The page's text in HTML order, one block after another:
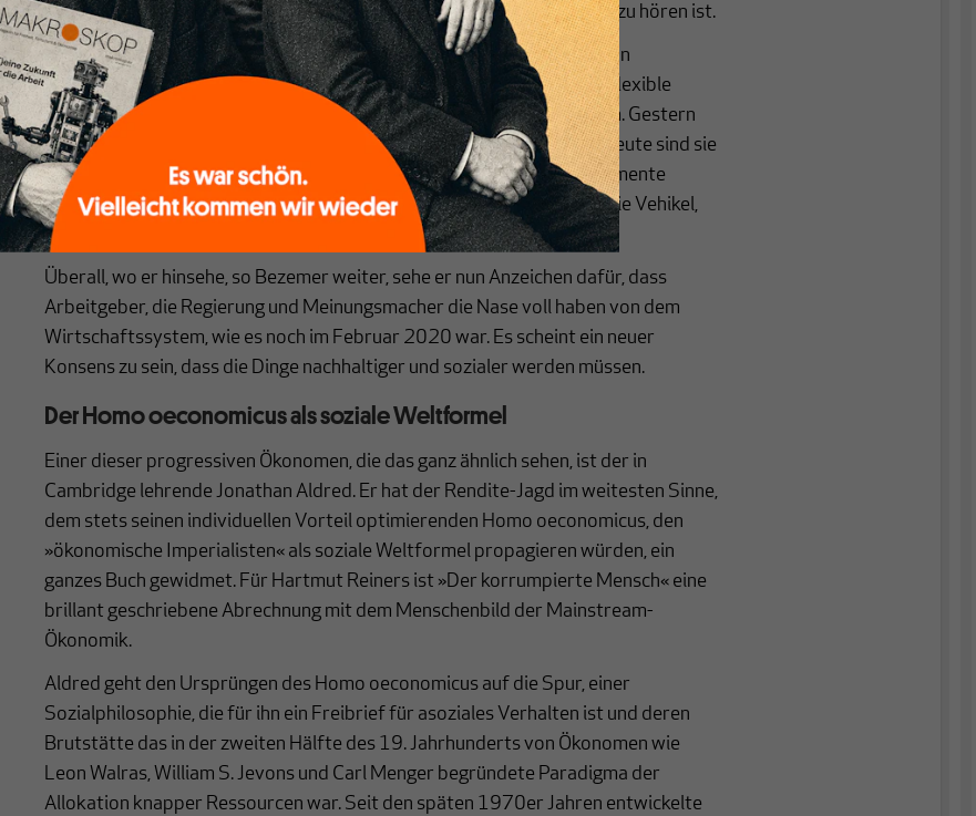
glaubt Bezemer, weil er zu dem neuen Narrativ passt, das jetzt überall zu hören ist.
Denn was progressive Ökonomen seit Jahrzehnten predigen, werde nun
zusehends zu einem Gemeinplatz. Gestern waren niedrige Löhne und flexible
Verträge gut für die Wettbewerbsfähigkeit, heute sind sie ein Problem. Gestern
waren hohe Dividenden eine angemessene Belohnung für Aktionäre, heute sind sie
eine Belastung für die Wirtschaft. Gestern waren Patente auf Medikamente
notwendig, um Forschung und Entwicklung zu finanzieren, heute sind sie Vehikel,
um durch Marktmanipulation unlautere Superprofite zu machen.
Überall, wo er hinsehe, so Bezemer weiter, sehe er nun Anzeichen dafür, dass
Arbeitgeber, die Regierung und Meinungsmacher die Nase voll haben von dem
Wirtschaftssystem, wie es noch im Februar 2020 war. Es scheint ein neuer
Konsens zu sein, dass die Dinge nachhaltiger und sozialer werden müssen.
Der Homo oeconomicus als soziale Weltformel
Einer dieser progressiven Ökonomen, die das ganz ähnlich sehen, ist der in
Cambridge lehrende Jonathan Aldred. Er hat der Rendite-Jagd im weitesten Sinne,
dem stets seinen individuellen Vorteil optimierenden Homo oeconomicus, den
»ökonomische Imperialisten« als soziale Weltformel propagieren würden, ein
ganzes Buch gewidmet. Für Hartmut Reiners ist »Der korrumpierte Mensch« eine
brillant geschriebene Abrechnung mit dem Menschenbild der Mainstream-
Ökonomik.
Aldred geht den Ursprüngen des Homo oeconomicus auf die Spur, einer
Sozialphilosophie, die für ihn ein Freibrief für asoziales Verhalten ist und deren
Brutstätte das in der zweiten Hälfte des 19. Jahrhunderts von Ökonomen wie
Leon Walras, William S. Jevons und Carl Menger begründete Paradigma der
Allokation knapper Ressourcen war. Seit den späten 1970er Jahren entwickelte